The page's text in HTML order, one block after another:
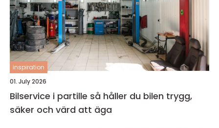
inspiration
01. July 2026
Bilservice i partille så håller du bilen trygg,
säker och värd att äga